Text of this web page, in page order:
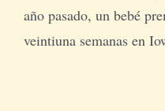
año pasado, un bebé
veintiuna semanas en